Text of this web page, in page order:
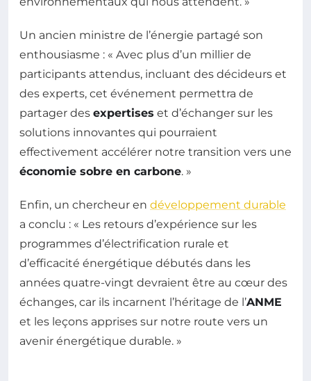
Un ancien ministre de l’énergie partagé son
enthousiasme : « Avec plus d’un millier de
participants attendus, incluant des décideurs et
des experts, cet événement permettra de
partager des expertises et d’échanger sur les
solutions innovantes qui pourraient
effectivement accélérer notre transition vers une
économie sobre en carbone. »
Enfin, un chercheur en développement durable
a conclu : « Les retours d’expérience sur les
programmes d’électrification rurale et
d’efficacité énergétique débutés dans les
années quatre-vingt devraient être au cœur des
échanges, car ils incarnent l’héritage de l’ANME
et les leçons apprises sur notre route vers un
avenir énergétique durable. »